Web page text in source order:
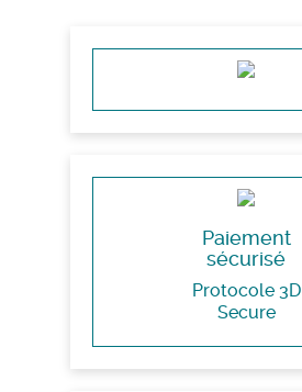
Paiement
sécurisé
Protocole 3D
Secure